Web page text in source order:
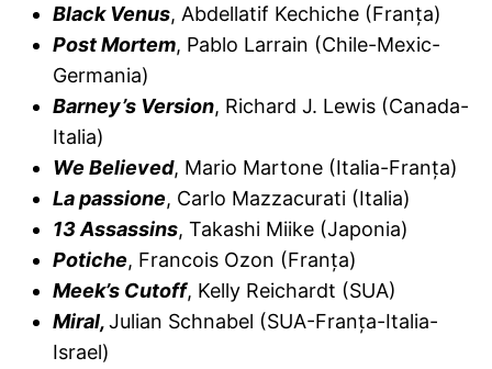
Black Venus, Abdellatif Kechiche (Franţa)
Post Mortem, Pablo Larrain (Chile-Mexic-
Germania)
Barney’s Version, Richard J. Lewis (Canada-
Italia)
We Believed, Mario Martone (Italia-Franţa)
La passione, Carlo Mazzacurati (Italia)
13 Assassins, Takashi Miike (Japonia)
Potiche, Francois Ozon (Franţa)
Meek’s Cutoff, Kelly Reichardt (SUA)
Miral,Julian Schnabel (SUA-Franţa-Italia-
Israel)